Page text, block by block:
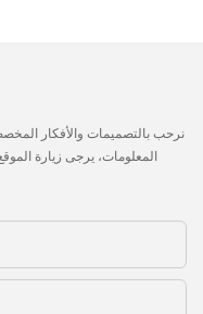
نرحب بالتصميمات والأفكار
المعلومات، يرجى زيارة